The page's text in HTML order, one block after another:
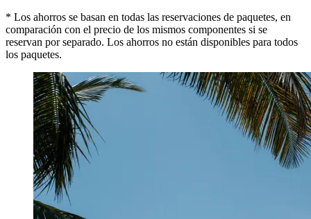
* Los ahorros se basan en todas las reservaciones de paquetes, en
comparación con el precio de los mismos componentes si se
reservan por separado. Los ahorros no están disponibles para todos
los paquetes.